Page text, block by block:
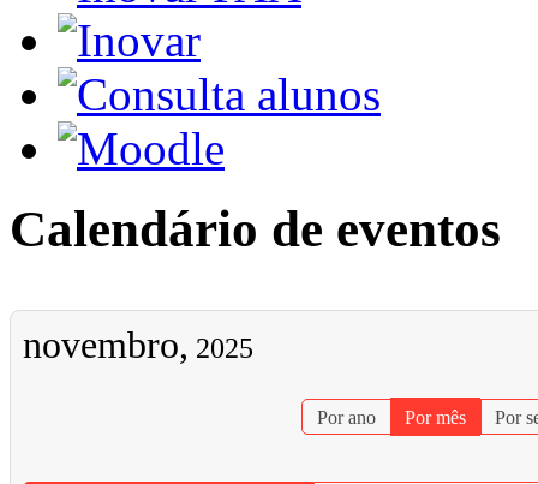
Calendário de eventos
novembro, 2025
Por ano Por mês Por